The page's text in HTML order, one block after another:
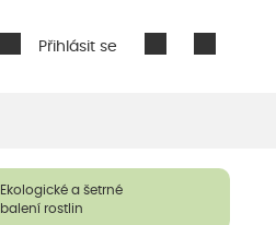
Přihlásit se
Ekologické a šetrné
balení rostlin